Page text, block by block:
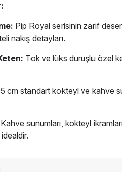
Pip Royal serisinin zarif
nakış detayları.
Tok ve lüks duruşlu özel
cm standart kokteyl ve kahve
Kahve sunumları, kokteyl